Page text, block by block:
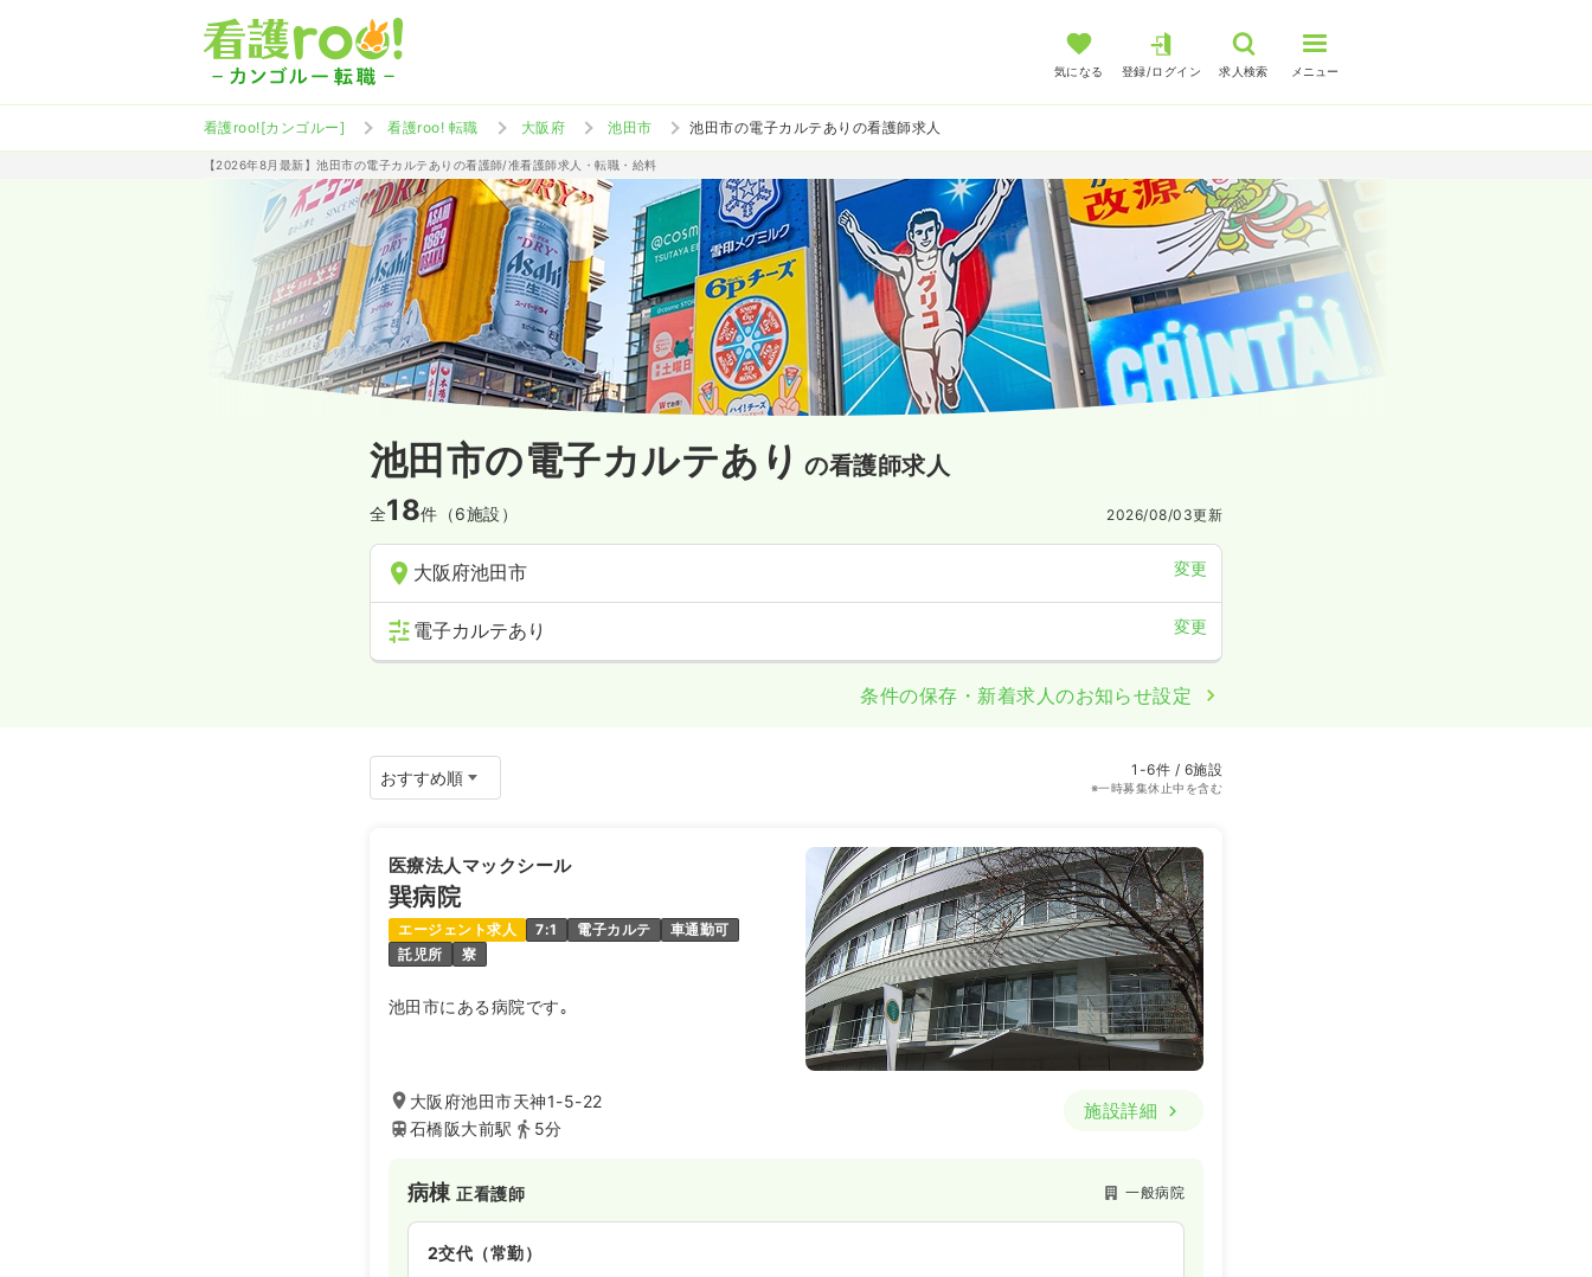
気になる 登録/ログイン 求人検索 メニュー
看護roo![カンゴルー] 看護roo! 転職 大阪府 池田市 池田市の電子カルテありの看護師求人
【2026年8月最新】池田市の電子カルテありの看護師/准看護師求人・転職・給料
池田市の電子カルテあり の看護師求人
全18件（6施設） 2026/08/03更新
大阪府池田市 変更
電子カルテあり 変更
条件の保存・新着求人のお知らせ設定
1-6件 / 6施設
※一時募集休止中を含む
医療法人マックシール
巽病院
エージェント求人 7:1 電子カルテ
車通勤可
託児所
寮
池田市にある病院です｡
大阪府池田市天神1-5-22
石橋阪大前駅
5分
施設詳細
病棟正看護師 一般病院
2交代（常勤）